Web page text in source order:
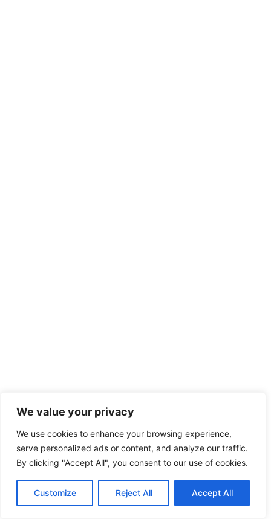
We value your privacy
We use cookies to enhance your browsing experience,
serve personalized ads or content, and analyze our traffic.
By clicking "Accept All", you consent to our use of cookies.
Customize Reject All Accept All